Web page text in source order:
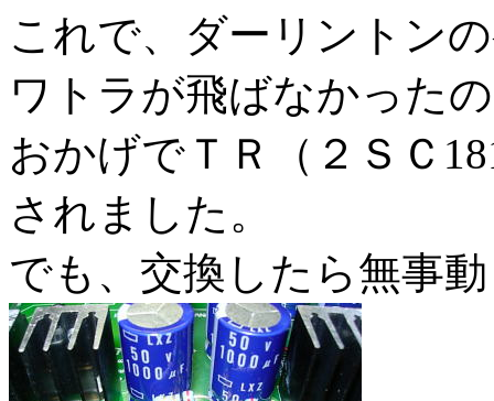
これで、ダーリントン
ワトラが飛ばなかった
おかげでＴＲ（２ＳＣ
されました。
でも、交換したら無事